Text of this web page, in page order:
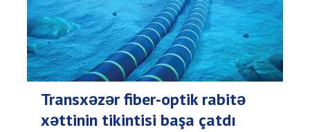
Transxəzər fiber-optik rabitə
xəttinin tikintisi başa çatdı